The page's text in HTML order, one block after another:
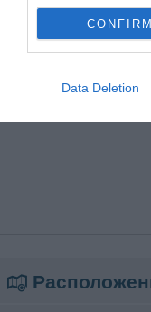
CONFIRM
Data Deletion